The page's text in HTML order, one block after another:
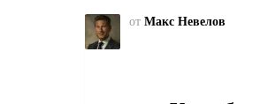
от Макс Невелов